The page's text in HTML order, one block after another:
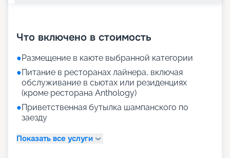
Что включено в стоимость
●Размещение в каюте выбранной категории
●Питание в ресторанах лайнера, включая
обслуживание в сьютах или резиденциях
(кроме ресторана Anthology)
●Приветственная бутылка шампанского по
заезду
Показать все услуги